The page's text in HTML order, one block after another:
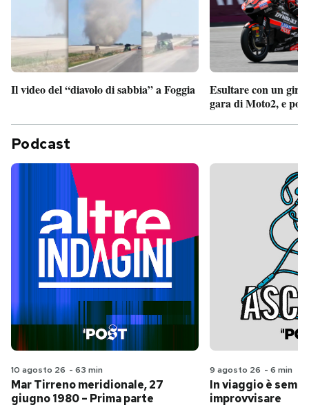
Il video del “diavolo di sabbia” a Foggia
Esultare con un
gara di Moto2, e poi
Podcast
10 agosto 26 - 63 min
Mar Tirreno meridionale, 27
giugno 1980 – Prima parte
9 agosto 26 - 6 min
In viaggio è
improvvisare